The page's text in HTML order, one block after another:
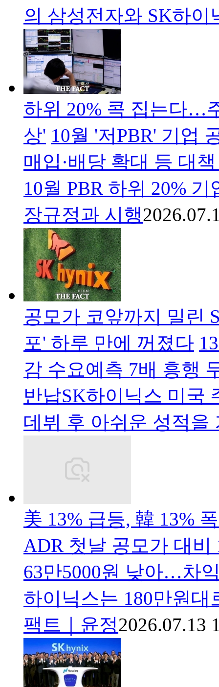
의 삼성전자와 SK하이
하위 20% 콕 집는다…
상' 10월 '저PBR' 기업
매입·배당 확대 등 대
10월 PBR 하위 20%
장규정과 시행
공모가 코앞까지 밀린
포' 하루 만에 꺼졌다
감 수요예측 7배 흥행
반납SK하이닉스 미국
데뷔 후 아쉬운 성적을
美 13% 급등, 韓 13%
ADR 첫날 공모가 대비
63만5000원 낮아…차
하이닉스는 180만원
팩트｜윤정2026.07.13